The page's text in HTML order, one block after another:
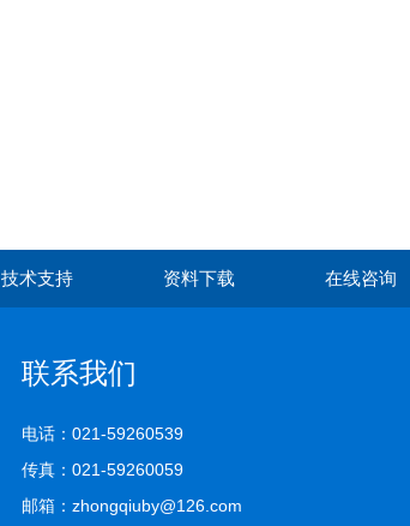
技术支持 资料下载 在线咨询
联系我们
电话：021-59260539
传真：021-59260059
邮箱：zhongqiuby@126.com